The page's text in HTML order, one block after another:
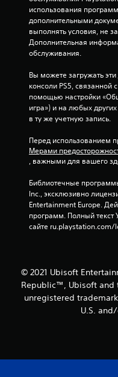
использования
дополнительными
выполнять условия, не
Дополнительная
обслуживания.
Вы можете загружать
консоли PS5, связанной
помощью настройки
игра») и на любых
в ту же учетную запись.
Перед использованием
Мерами
, важными для вашего
Библиотечные
Inc., эксклюзивно
Entertainment Europe.
программ. Полный текст
сайте ru.playstation.com/
© 2021 Ubisoft
Republic™, Ubisoft and
unregistered
U.S.